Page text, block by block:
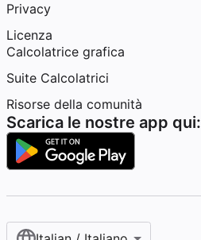
Privacy
Licenza
Calcolatrice grafica
Suite Calcolatrici
Risorse della comunità
Scarica le nostre app qui: